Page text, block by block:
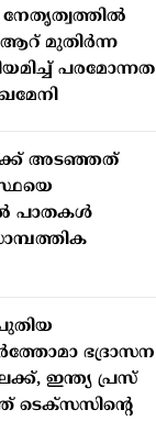
മുതിർന്ന
പരമോന്നത
അടഞ്ഞത്
പാതകൾ
ഭദ്രാസന
ഇന്ത്യ പ്രസ്